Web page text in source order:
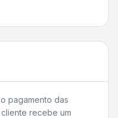
pagamento das
recebe um